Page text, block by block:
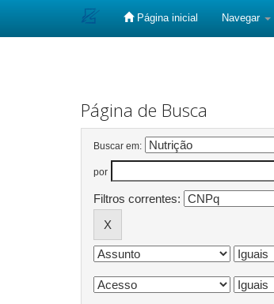
Página inicial Navegar
Página de Busca
Buscar em:
por
Filtros correntes: